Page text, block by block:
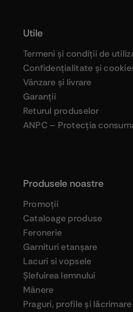
Produsele noastre
Promoţii
Cataloage produse
Feronerie
Garnituri etanşare
Lacuri si vopsele
Şlefuirea lemnului
Mânere
Praguri, profile şi lăcrimare
Utile
Termeni şi condiţii de
Confidenţialitate şi
Vânzare şi livrare
Garanţii
Returul produselor
ANPC – Protecţia